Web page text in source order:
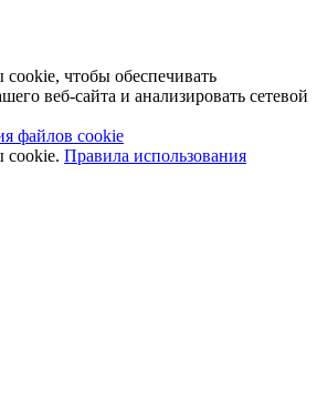
чтобы обеспечивать
веб-сайта и анализировать сетевой
файлов cookie
cookie. Правила использования